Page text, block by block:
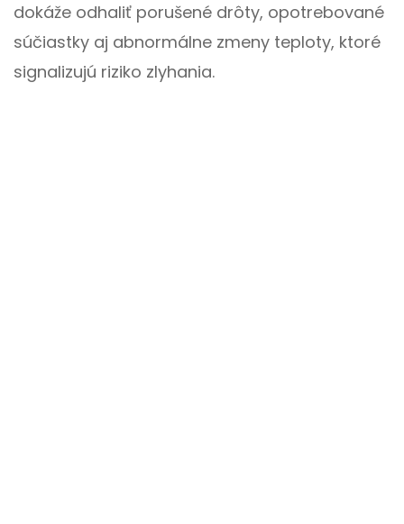
dokáže odhaliť porušené drôty, opotrebované
súčiastky aj abnormálne zmeny teploty, ktoré
signalizujú riziko zlyhania.